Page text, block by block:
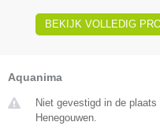
BEKIJK VOLLEDIG
Aquanima
Niet gevestigd in de
Henegouwen.